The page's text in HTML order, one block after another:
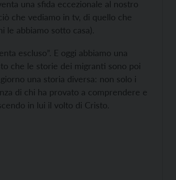
una sfida eccezionale al nostro
che vediamo in tv, di quello che
le abbiamo sotto casa).
escluso”. E oggi abbiamo una
che le storie dei migranti sono poi
una storia diversa: non solo i
di chi ha provato a comprendere e
in lui il volto di Cristo.